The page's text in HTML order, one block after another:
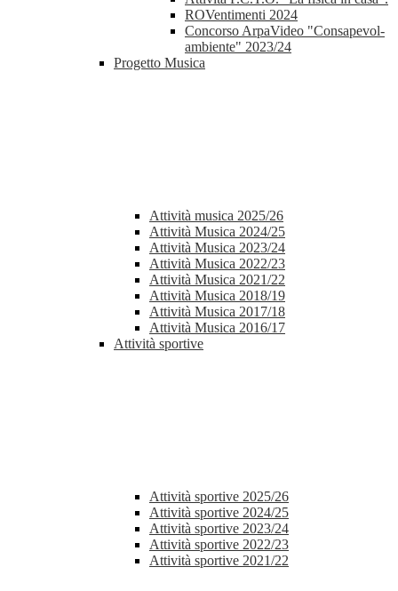
ROVentimenti 2024
Concorso ArpaVideo "Consapevol-
ambiente" 2023/24
Progetto Musica
Attività musica 2025/26
Attività Musica 2024/25
Attività Musica 2023/24
Attività Musica 2022/23
Attività Musica 2021/22
Attività Musica 2018/19
Attività Musica 2017/18
Attività Musica 2016/17
Attività sportive
Attività sportive 2025/26
Attività sportive 2024/25
Attività sportive 2023/24
Attività sportive 2022/23
Attività sportive 2021/22